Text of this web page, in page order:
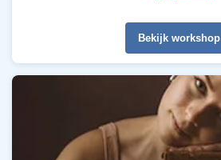
Bekijk workshop